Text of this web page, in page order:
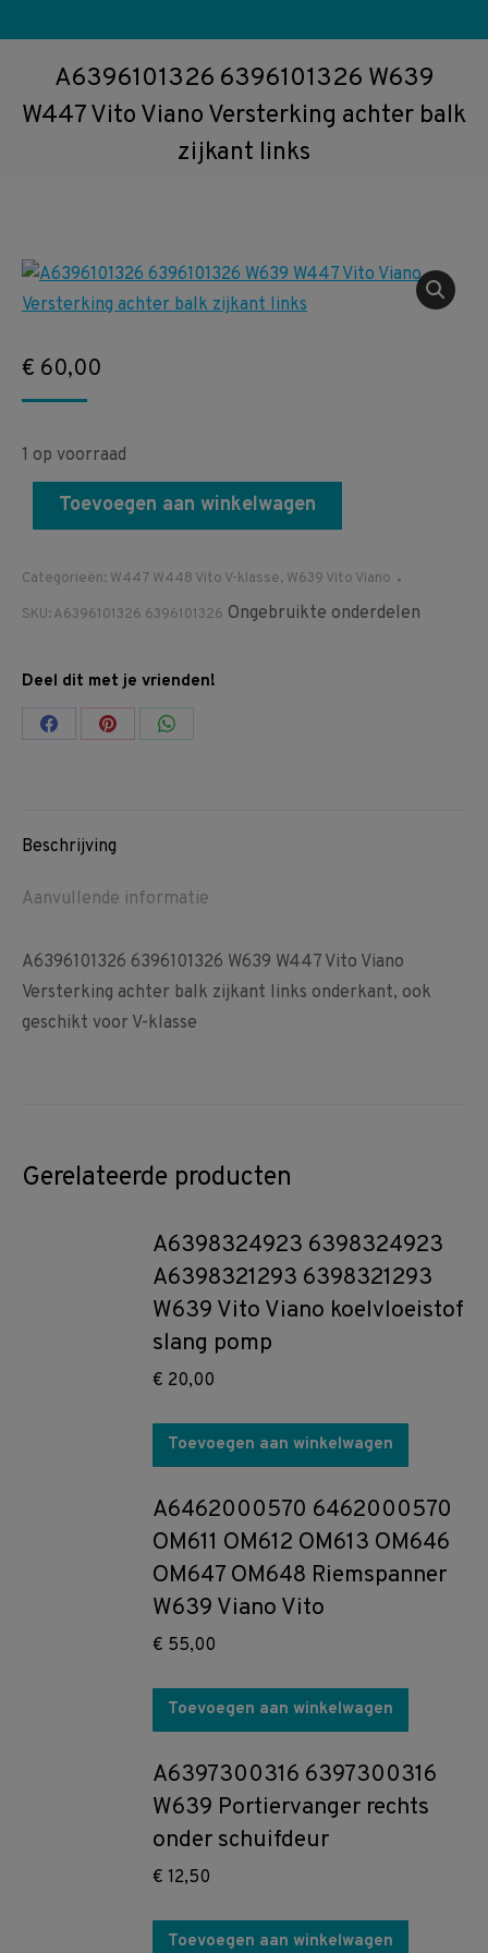
A6396101326 6396101326 W639
W447 Vito Viano Versterking achter balk
zijkant links
€ 60,00
1 op voorraad
Toevoegen aan winkelwagen
Categorieën: W447 W448 Vito V-klasse, W639 Vito Viano
SKU:A6396101326 6396101326 Ongebruikte onderdelen
Deel dit met je vrienden!
Share Share Share
Beschrijving
Aanvullende informatie
A6396101326 6396101326 W639 W447 Vito Viano
Versterking achter balk zijkant links onderkant, ook
geschikt voor V-klasse
Gerelateerde producten
A6398324923 6398324923
A6398321293 6398321293
W639 Vito Viano koelvloeistof
slang pomp
€ 20,00
Toevoegen aan winkelwagen
A6462000570 6462000570
OM611 OM612 OM613 OM646
OM647 OM648 Riemspanner
W639 Viano Vito
€ 55,00
Toevoegen aan winkelwagen
A6397300316 6397300316
W639 Portiervanger rechts
onder schuifdeur
€ 12,50
Toevoegen aan winkelwagen